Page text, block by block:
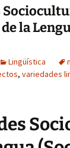
la
Lingüística
, variedades